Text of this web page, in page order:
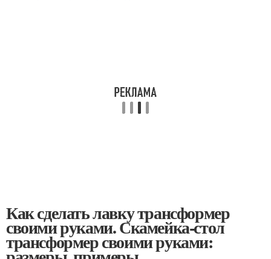
Как сделать лавку трансформер
своими руками. Скамейка-стол
трансформер своими руками: